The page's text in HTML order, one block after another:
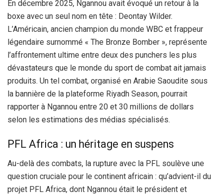
En décembre 2025, Ngannou avait évoqué un retour à la
boxe avec un seul nom en tête : Deontay Wilder.
L’Américain, ancien champion du monde WBC et frappeur
légendaire surnommé « The Bronze Bomber », représente
l’affrontement ultime entre deux des punchers les plus
dévastateurs que le monde du sport de combat ait jamais
produits. Un tel combat, organisé en Arabie Saoudite sous
la bannière de la plateforme Riyadh Season, pourrait
rapporter à Ngannou entre 20 et 30 millions de dollars
selon les estimations des médias spécialisés.
PFL Africa : un héritage en suspens
Au-delà des combats, la rupture avec la PFL soulève une
question cruciale pour le continent africain : qu’advient-il du
projet PFL Africa, dont Ngannou était le président et